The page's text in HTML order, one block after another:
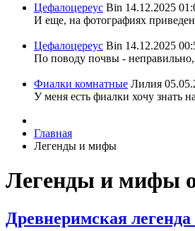
Цефалоцереус Bin 14.12.2025
И еще, на фотографиях
Цефалоцереус Bin 14.12.2025
По поводу почвы -
Фиалки комнатные Лилия
У меня есть фиалки хочу знать
Главная
Легенды и мифы
Легенды и мифы
Древнеримская легенда